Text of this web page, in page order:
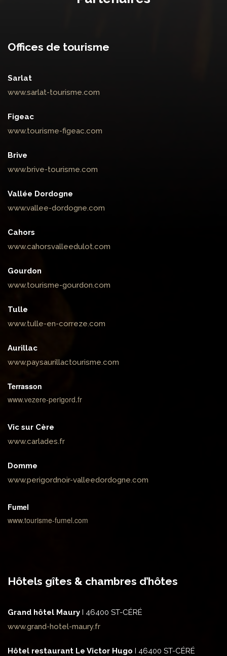
Offices de tourisme
Sarlat
www.sarlat-tourisme.com
Figeac
www.tourisme-figeac.com
Brive
www.brive-tourisme.com
Vallée Dordogne
www.vallee-dordogne.com
Cahors
www.cahorsvalleedulot.com
Gourdon
www.tourisme-gourdon.com
Tulle
www.tulle-en-correze.com
Aurillac
www.paysaurillactourisme.com
Terrasson
www.vezere-perigord.fr
Vic sur Cère
www.carlades.fr
Domme
www.perigordnoir-valleedordogne.com
Fumel
www.tourisme-fumel.com
Hôtels gîtes & chambres d’hôtes
Grand hôtel Maury I 46400 ST-CÉRÉ
www.grand-hotel-maury.fr
Hôtel restaurant Le Victor Hugo I 46400 ST-CÉRÉ